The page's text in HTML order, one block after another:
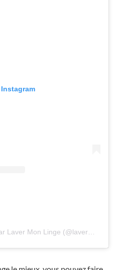
Une publication partagée par Laver Mon Linge (@lavermonlinge_cofreet)